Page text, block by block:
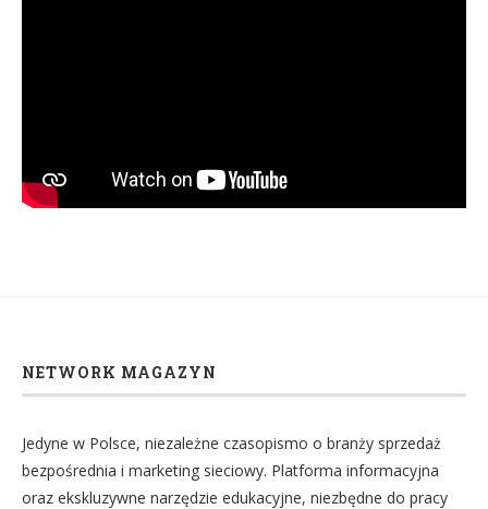
NETWORK MAGAZYN
Jedyne w Polsce, niezależne czasopismo o branży sprzedaż
bezpośrednia i marketing sieciowy. Platforma informacyjna
oraz ekskluzywne narzędzie edukacyjne, niezbędne do pracy